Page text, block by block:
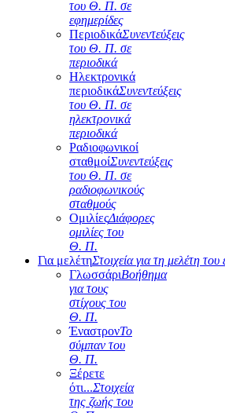
του Θ. Π. σε
εφημερίδες
ΠεριοδικάΣυνεντεύξεις
του Θ. Π. σε
περιοδικά
Ηλεκτρονικά
περιοδικάΣυνεντεύξεις
του Θ. Π. σε
ηλεκτρονικά
περιοδικά
Ραδιοφωνικοί
σταθμοίΣυνεντεύξεις
του Θ. Π. σε
ραδιοφωνικούς
σταθμούς
ΟμιλίεςΔιάφορες
ομιλίες του
Θ. Π.
Για μελέτηΣτοιχεία για τη μελέτη
ΓλωσσάριΒοήθημα
για τους
στίχους του
Θ. Π.
ΈναστρονΤο
σύμπαν του
Θ. Π.
Ξέρετε
ότι...Στοιχεία
της ζωής του